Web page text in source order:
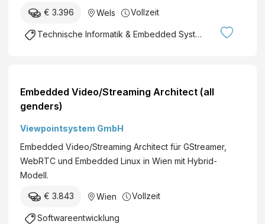
Berufserfahrene
€ 3.396 Wels Vollzeit
Technische Informatik & Embedded Systems
Embedded Video/Streaming Architect (all
genders)
Viewpointsystem GmbH
Embedded Video/Streaming Architect für GStreamer,
WebRTC und Embedded Linux in Wien mit Hybrid-
Modell.
€ 3.843 Wien Vollzeit
Softwareentwicklung